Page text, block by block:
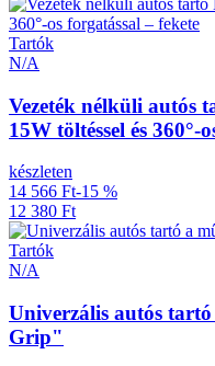
Tartók
N/A
Vezeték nélküli autós
15W töltéssel és 360°-
készleten
14 566 Ft-15 %
12 380 Ft
Tartók
N/A
Univerzális autós
Grip"